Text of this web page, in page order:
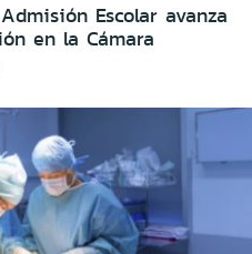
Escolar avanza
en la Cámara